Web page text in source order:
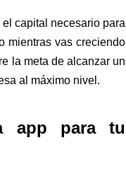
capital necesario para
mientras vas creciendo
la meta de alcanzar un
al máximo nivel.
app para tu